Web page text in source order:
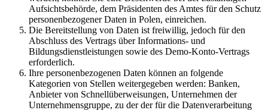
Aufsichtsbehörde, dem Präsidenten des Amtes für den Schutz
personenbezogener Daten in Polen, einreichen.
Die Bereitstellung von Daten ist freiwillig, jedoch für den
Abschluss des Vertrags über Informations- und
Bildungsdienstleistungen sowie des Demo-Konto-Vertrags
erforderlich.
Ihre personenbezogenen Daten können an folgende
Kategorien von Stellen weitergegeben werden: Banken,
Anbieter von Schnellüberweisungen, Unternehmen der
Unternehmensgruppe, zu der der für die Datenverarbeitung